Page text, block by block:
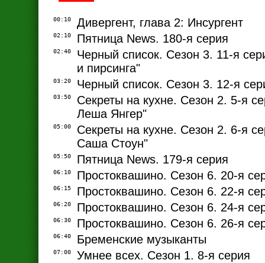
00:10 Дивергент, глава 2: Инсургент
02:10 Пятница News. 180-я серия
02:40
Черный список. Сезон 3. 11-я
и пирсинга"
03:20 Черный список. Сезон 3. 12-я
03:50
Секреты на кухне. Сезон 2. 5-я
Леша Янгер"
05:00
Секреты на кухне. Сезон 2. 6-я
Саша Стоун"
05:50 Пятница News. 179-я серия
06:10 Простоквашино. Сезон 6. 20-я
06:15 Простоквашино. Сезон 6. 22-я
06:20 Простоквашино. Сезон 6. 24-я
06:30 Простоквашино. Сезон 6. 26-я
06:40 Бременские музыканты
07:00 Умнее всех. Сезон 1. 8-я серия